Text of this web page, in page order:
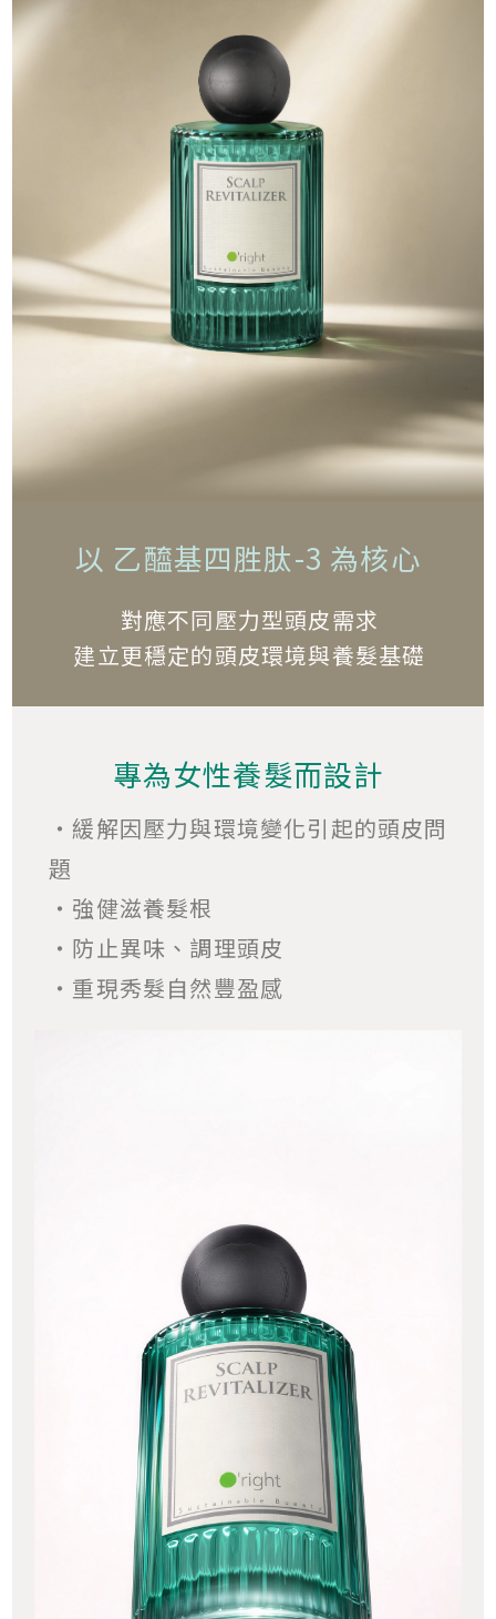
以 乙醯基四胜肽-3 為核心
對應不同壓力型頭皮需求
建立更穩定的頭皮環境與養髮基礎
專為女性養髮而設計
・緩解因壓力與環境變化引起的頭皮問
題
・強健滋養髮根
・防止異味、調理頭皮
・重現秀髮自然豐盈感